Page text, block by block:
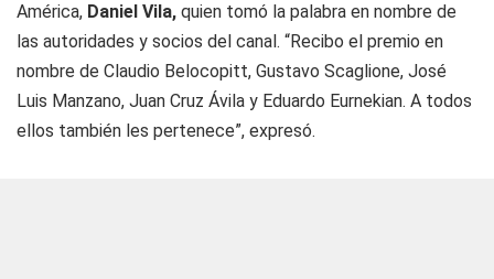
América, Daniel Vila, quien tomó la palabra en nombre de
las autoridades y socios del canal. “Recibo el premio en
nombre de Claudio Belocopitt, Gustavo Scaglione, José
Luis Manzano, Juan Cruz Ávila y Eduardo Eurnekian. A todos
ellos también les pertenece”, expresó.